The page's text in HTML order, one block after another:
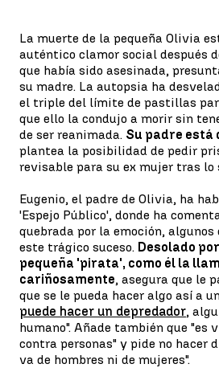
La muerte de la pequeña Olivia
auténtico clamor social después
que había sido asesinada,
su madre. La autopsia ha
el triple del límite de pastillas
que ello la condujo a morir sin
de ser reanimada. Su padre está
plantea la posibilidad de pedir
revisable para su ex mujer tras lo
Eugenio, el padre de Olivia, ha
'Espejo Público', donde ha
quebrada por la emoción, algunos
este trágico suceso. Desolado
pequeña 'pirata', como él la
cariñosamente, asegura que le
que se le pueda hacer algo así a
puede hacer un depredador,
humano". Añade también que "es
contra personas" y pide no hacer
va de hombres ni de mujeres".